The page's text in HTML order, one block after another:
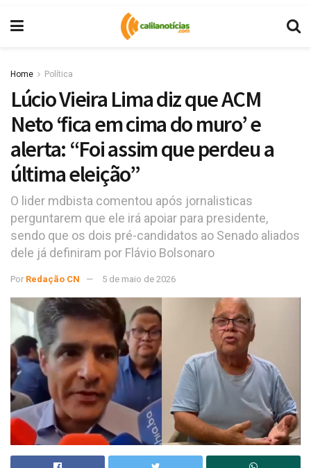
Home Política
Lúcio Vieira Lima diz que ACM
Neto ‘fica em cima do muro’ e
alerta: “Foi assim que perdeu a
última eleição”
O lider mdbista comentou após jornalisticas
perguntarem que ele irá apoiar para presidente,
sendo que os dois pré-candidatos ao Senado aliados
dele já definiram por Flávio Bolsonaro
Por Redação CN 5 de maio de 2026